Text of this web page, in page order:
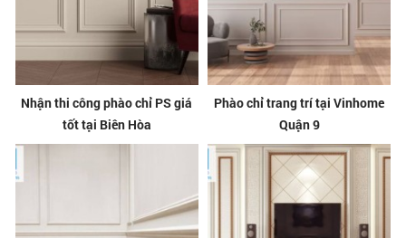
Nhận thi công phào chỉ PS giá
tốt tại Biên Hòa
Phào chỉ trang trí tại Vinhome
Quận 9